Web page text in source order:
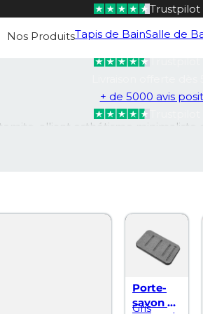
Trustpilot
+ de 5000 avis
+ de 5000 avis
Nos ProduitsTapis de BainSalle de
alliant esthétisme
savon au sec, évitant ainsi qu’il ne
Porte-
savon en
Gris